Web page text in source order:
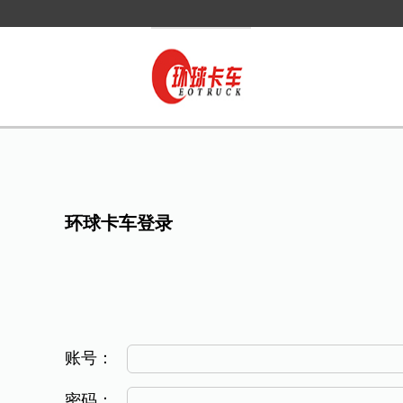
环球卡车登录
账号：